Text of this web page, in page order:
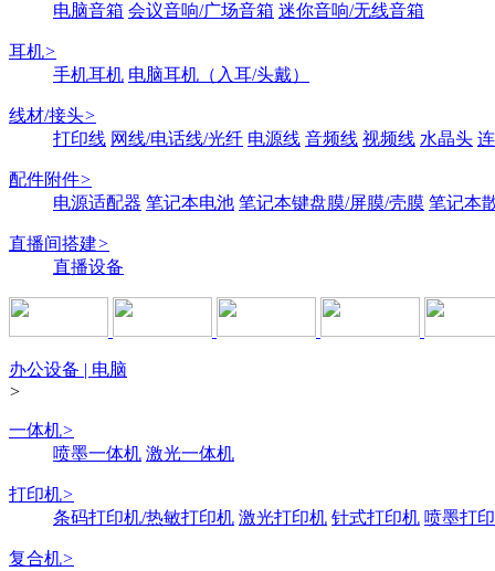
电脑音箱 会议音响/广场音箱 迷你音响/无线音箱
耳机>
手机耳机 电脑耳机（入耳/头戴）
线材/接头>
打印线 网线/电话线/光纤 电源线 音频线 视频线 水晶头
配件附件>
电源适配器 笔记本电池 笔记本键盘膜/屏膜/壳膜 笔记本
直播间搭建>
直播设备
办公设备 | 电脑
>
一体机>
喷墨一体机 激光一体机
打印机>
条码打印机/热敏打印机 激光打印机 针式打印机 喷墨打
复合机>